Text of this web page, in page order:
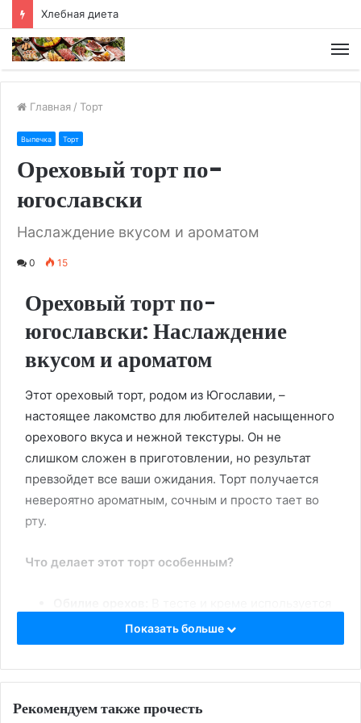
Хлебная диета
Главная / Торт
Выпечка Торт
Ореховый торт по-
югославски
Наслаждение вкусом и ароматом
0 15
Ореховый торт по-
югославски: Наслаждение
вкусом и ароматом
Этот ореховый торт, родом из Югославии, –
настоящее лакомство для любителей насыщенного
орехового вкуса и нежной текстуры. Он не
слишком сложен в приготовлении, но результат
превзойдет все ваши ожидания. Торт получается
невероятно ароматным, сочным и просто тает во
рту.
Что делает этот торт особенным?
большое количество грецких орехов, что
придает торту неповторимый вкус и аромат.
Нежный крем:Крем на основе сливочного
дополняет ореховые коржи.
Показать больше
Рекомендуем также прочесть